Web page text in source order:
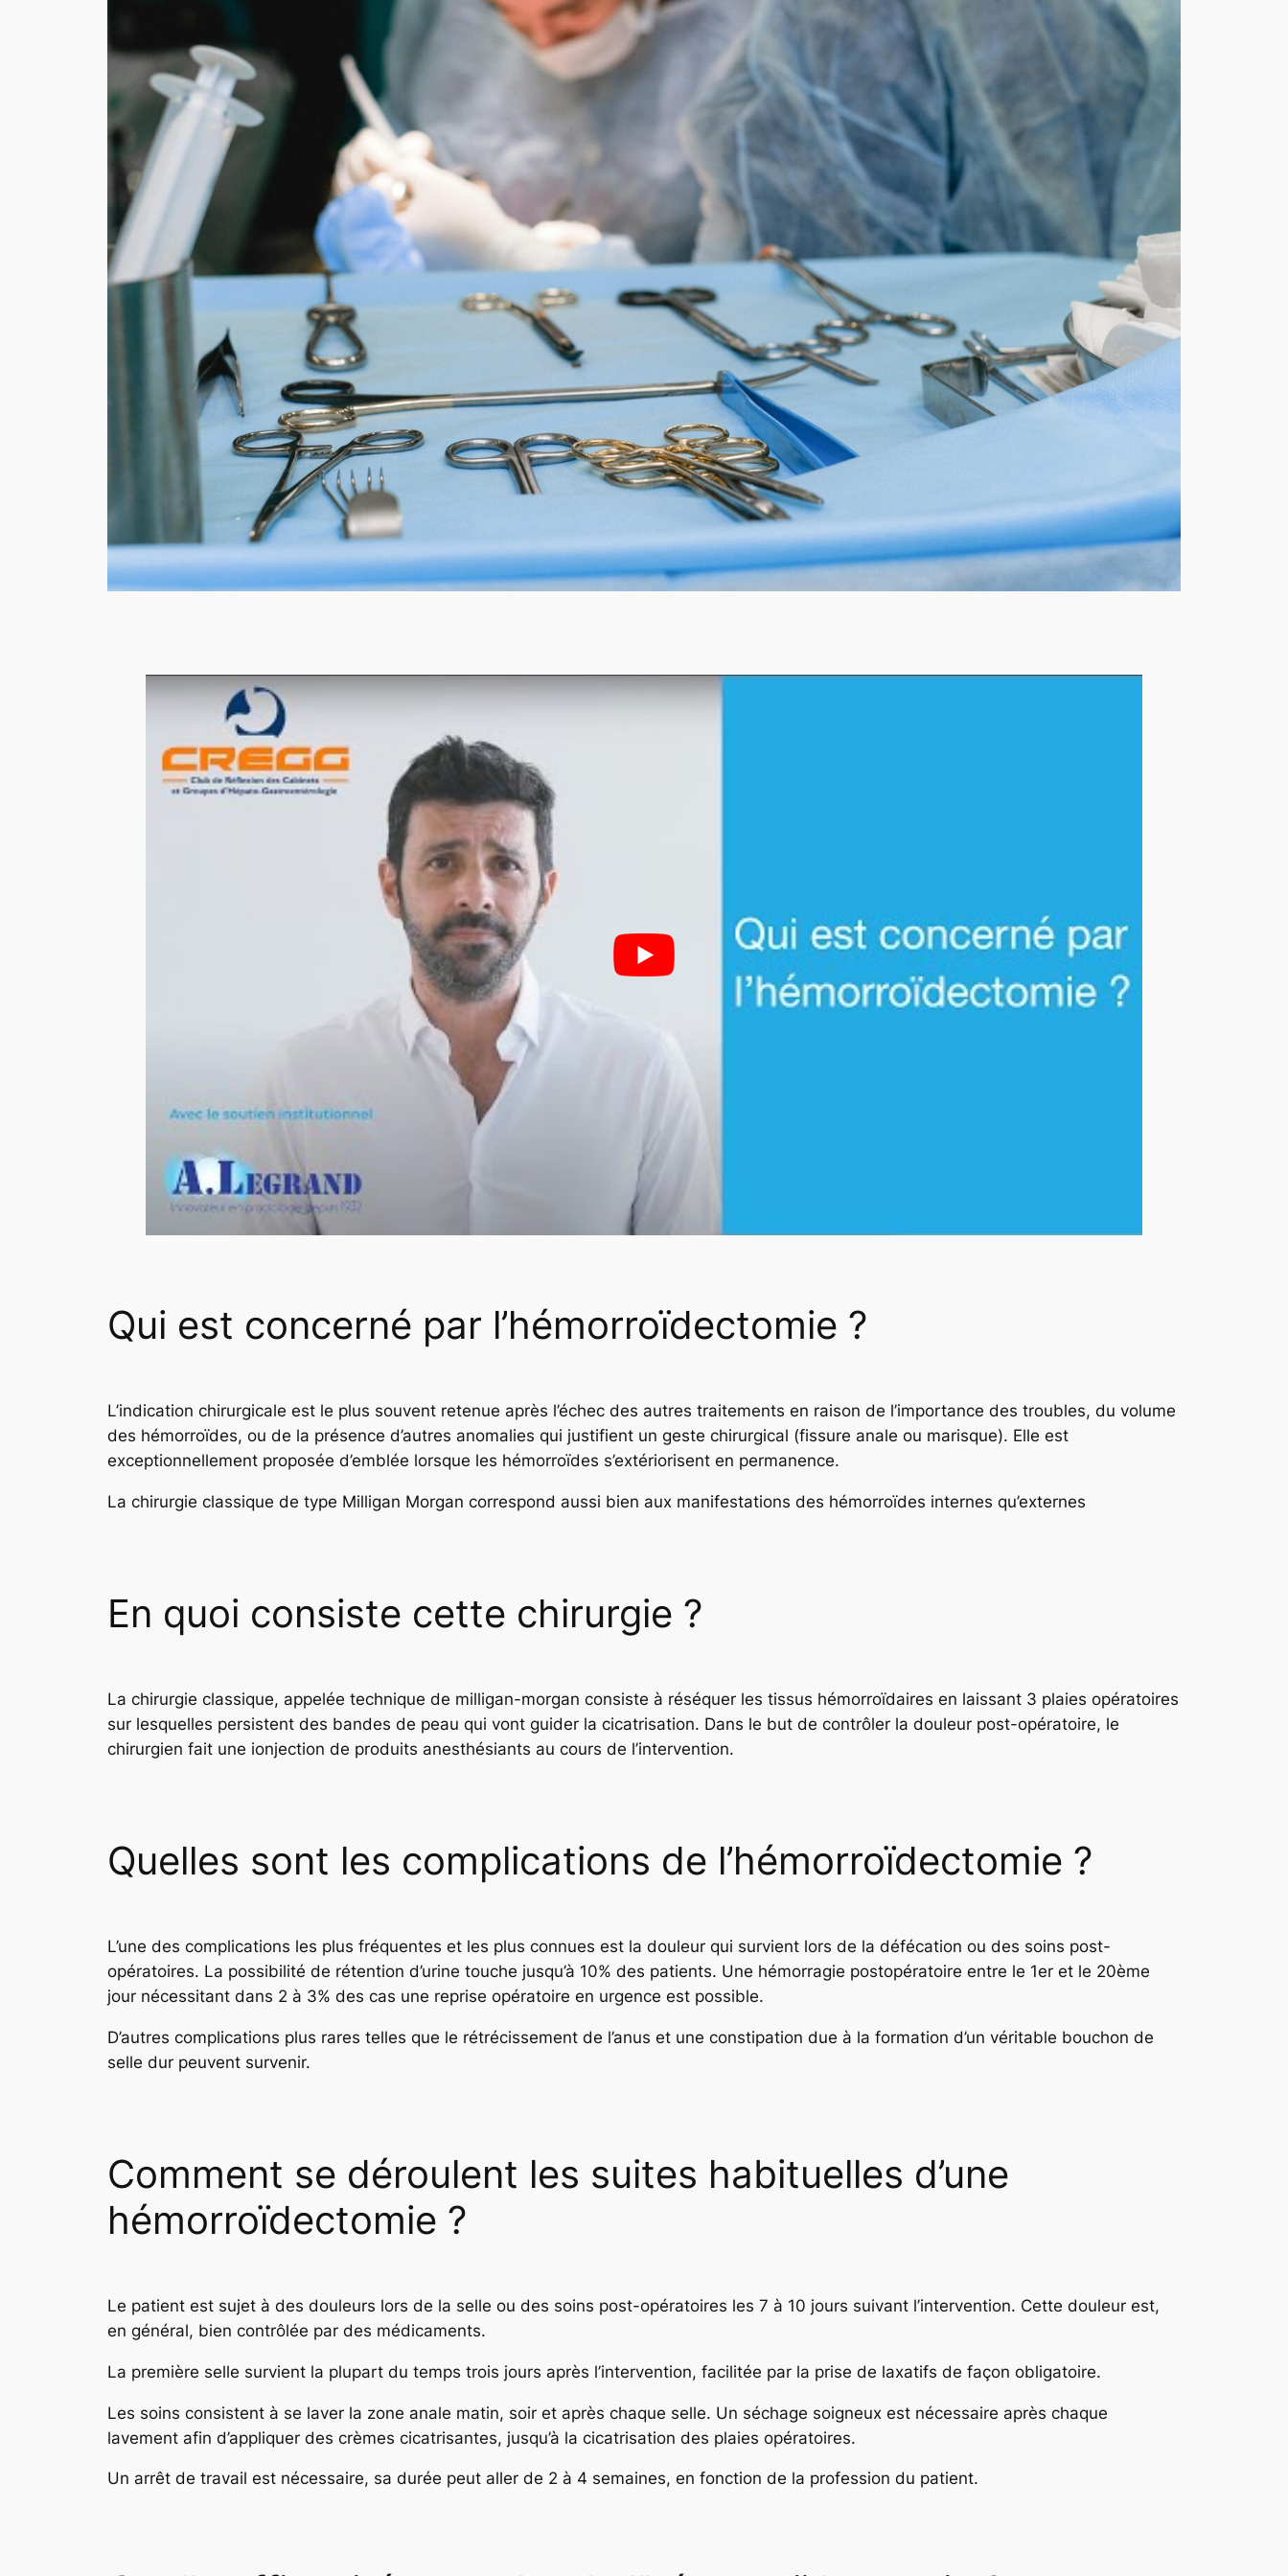
Qui est concerné par l’hémorroïdectomie ?
L’indication chirurgicale est le plus souvent retenue après l’échec des autres traitements en raison de l’importance des troubles, du volume
des hémorroïdes, ou de la présence d’autres anomalies qui justifient un geste chirurgical (fissure anale ou marisque). Elle est
exceptionnellement proposée d’emblée lorsque les hémorroïdes s’extériorisent en permanence.
La chirurgie classique de type Milligan Morgan correspond aussi bien aux manifestations des hémorroïdes internes qu’externes
En quoi consiste cette chirurgie ?
La chirurgie classique, appelée technique de milligan-morgan consiste à réséquer les tissus hémorroïdaires en laissant 3 plaies opératoires
sur lesquelles persistent des bandes de peau qui vont guider la cicatrisation. Dans le but de contrôler la douleur post-opératoire, le
chirurgien fait une ionjection de produits anesthésiants au cours de l’intervention.
Quelles sont les complications de l’hémorroïdectomie ?
L’une des complications les plus fréquentes et les plus connues est la douleur qui survient lors de la défécation ou des soins post-
opératoires. La possibilité de rétention d’urine touche jusqu’à 10% des patients. Une hémorragie postopératoire entre le 1er et le 20ème
jour nécessitant dans 2 à 3% des cas une reprise opératoire en urgence est possible.
D’autres complications plus rares telles que le rétrécissement de l’anus et une constipation due à la formation d’un véritable bouchon de
selle dur peuvent survenir.
Comment se déroulent les suites habituelles d’une
hémorroïdectomie ?
Le patient est sujet à des douleurs lors de la selle ou des soins post-opératoires les 7 à 10 jours suivant l’intervention. Cette douleur est,
en général, bien contrôlée par des médicaments.
La première selle survient la plupart du temps trois jours après l’intervention, facilitée par la prise de laxatifs de façon obligatoire.
Les soins consistent à se laver la zone anale matin, soir et après chaque selle. Un séchage soigneux est nécessaire après chaque
lavement afin d’appliquer des crèmes cicatrisantes, jusqu’à la cicatrisation des plaies opératoires.
Un arrêt de travail est nécessaire, sa durée peut aller de 2 à 4 semaines, en fonction de la profession du patient.